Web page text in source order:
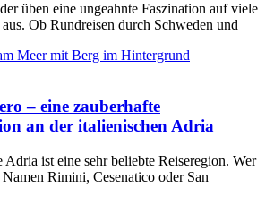
üben eine ungeahnte Faszination auf viele
Ob Rundreisen durch Schweden und
– eine zauberhafte
an der italienischen Adria
Adria ist eine sehr beliebte Reiseregion. Wer
Rimini, Cesenatico oder San